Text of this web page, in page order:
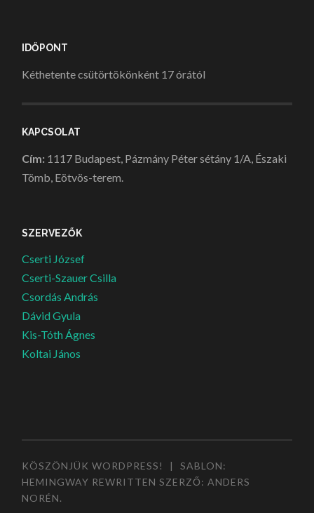
IDŐPONT
Kéthetente csütörtökönként 17 órától
KAPCSOLAT
Cím: 1117 Budapest, Pázmány Péter sétány 1/A, Északi
Tömb, Eötvös-terem.
SZERVEZŐK
Cserti József
Cserti-Szauer Csilla
Csordás András
Dávid Gyula
Kis-Tóth Ágnes
Koltai János
KÖSZÖNJÜK WORDPRESS! |
SABLON:
HEMINGWAY REWRITTEN SZERZŐ:ANDERS
NORÉN.